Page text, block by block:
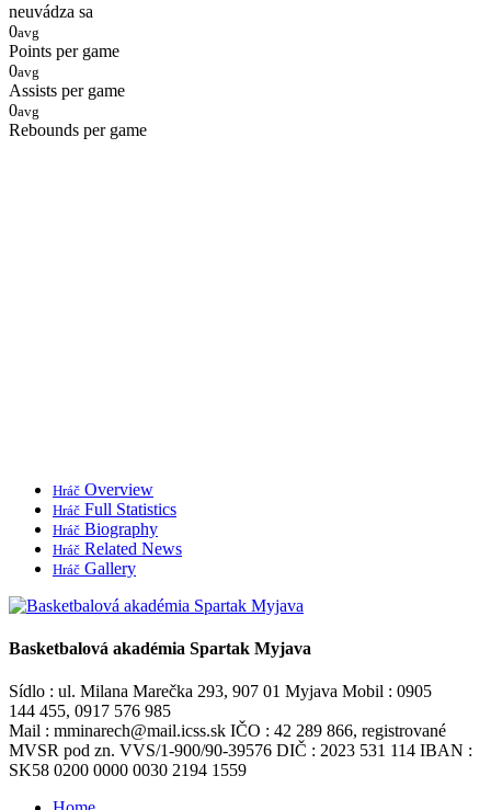
neuvádza sa
0avg
Points per game
0avg
Assists per game
0avg
Rebounds per game
Hráč Overview
Hráč Full Statistics
Hráč Biography
Hráč Related News
Hráč Gallery
Basketbalová akadémia Spartak Myjava
Sídlo : ul. Milana Marečka 293, 907 01 Myjava Mobil : 0905
144 455, 0917 576 985
Mail : mminarech@mail.icss.sk IČO : 42 289 866, registrované
MVSR pod zn. VVS/1-900/90-39576 DIČ : 2023 531 114 IBAN :
SK58 0200 0000 0030 2194 1559